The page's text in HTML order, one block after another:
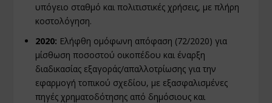
υπόγειο σταθμό και πολιτιστικές χρήσεις, με πλήρη
κοστολόγηση.
2020: Ελήφθη ομόφωνη απόφαση (72/2020) για
μίσθωση ποσοστού οικοπέδου και έναρξη
διαδικασίας εξαγοράς/απαλλοτρίωσης για την
εφαρμογή τοπικού σχεδίου, με εξασφαλισμένες
πηγές χρηματοδότησης από δημόσιους και